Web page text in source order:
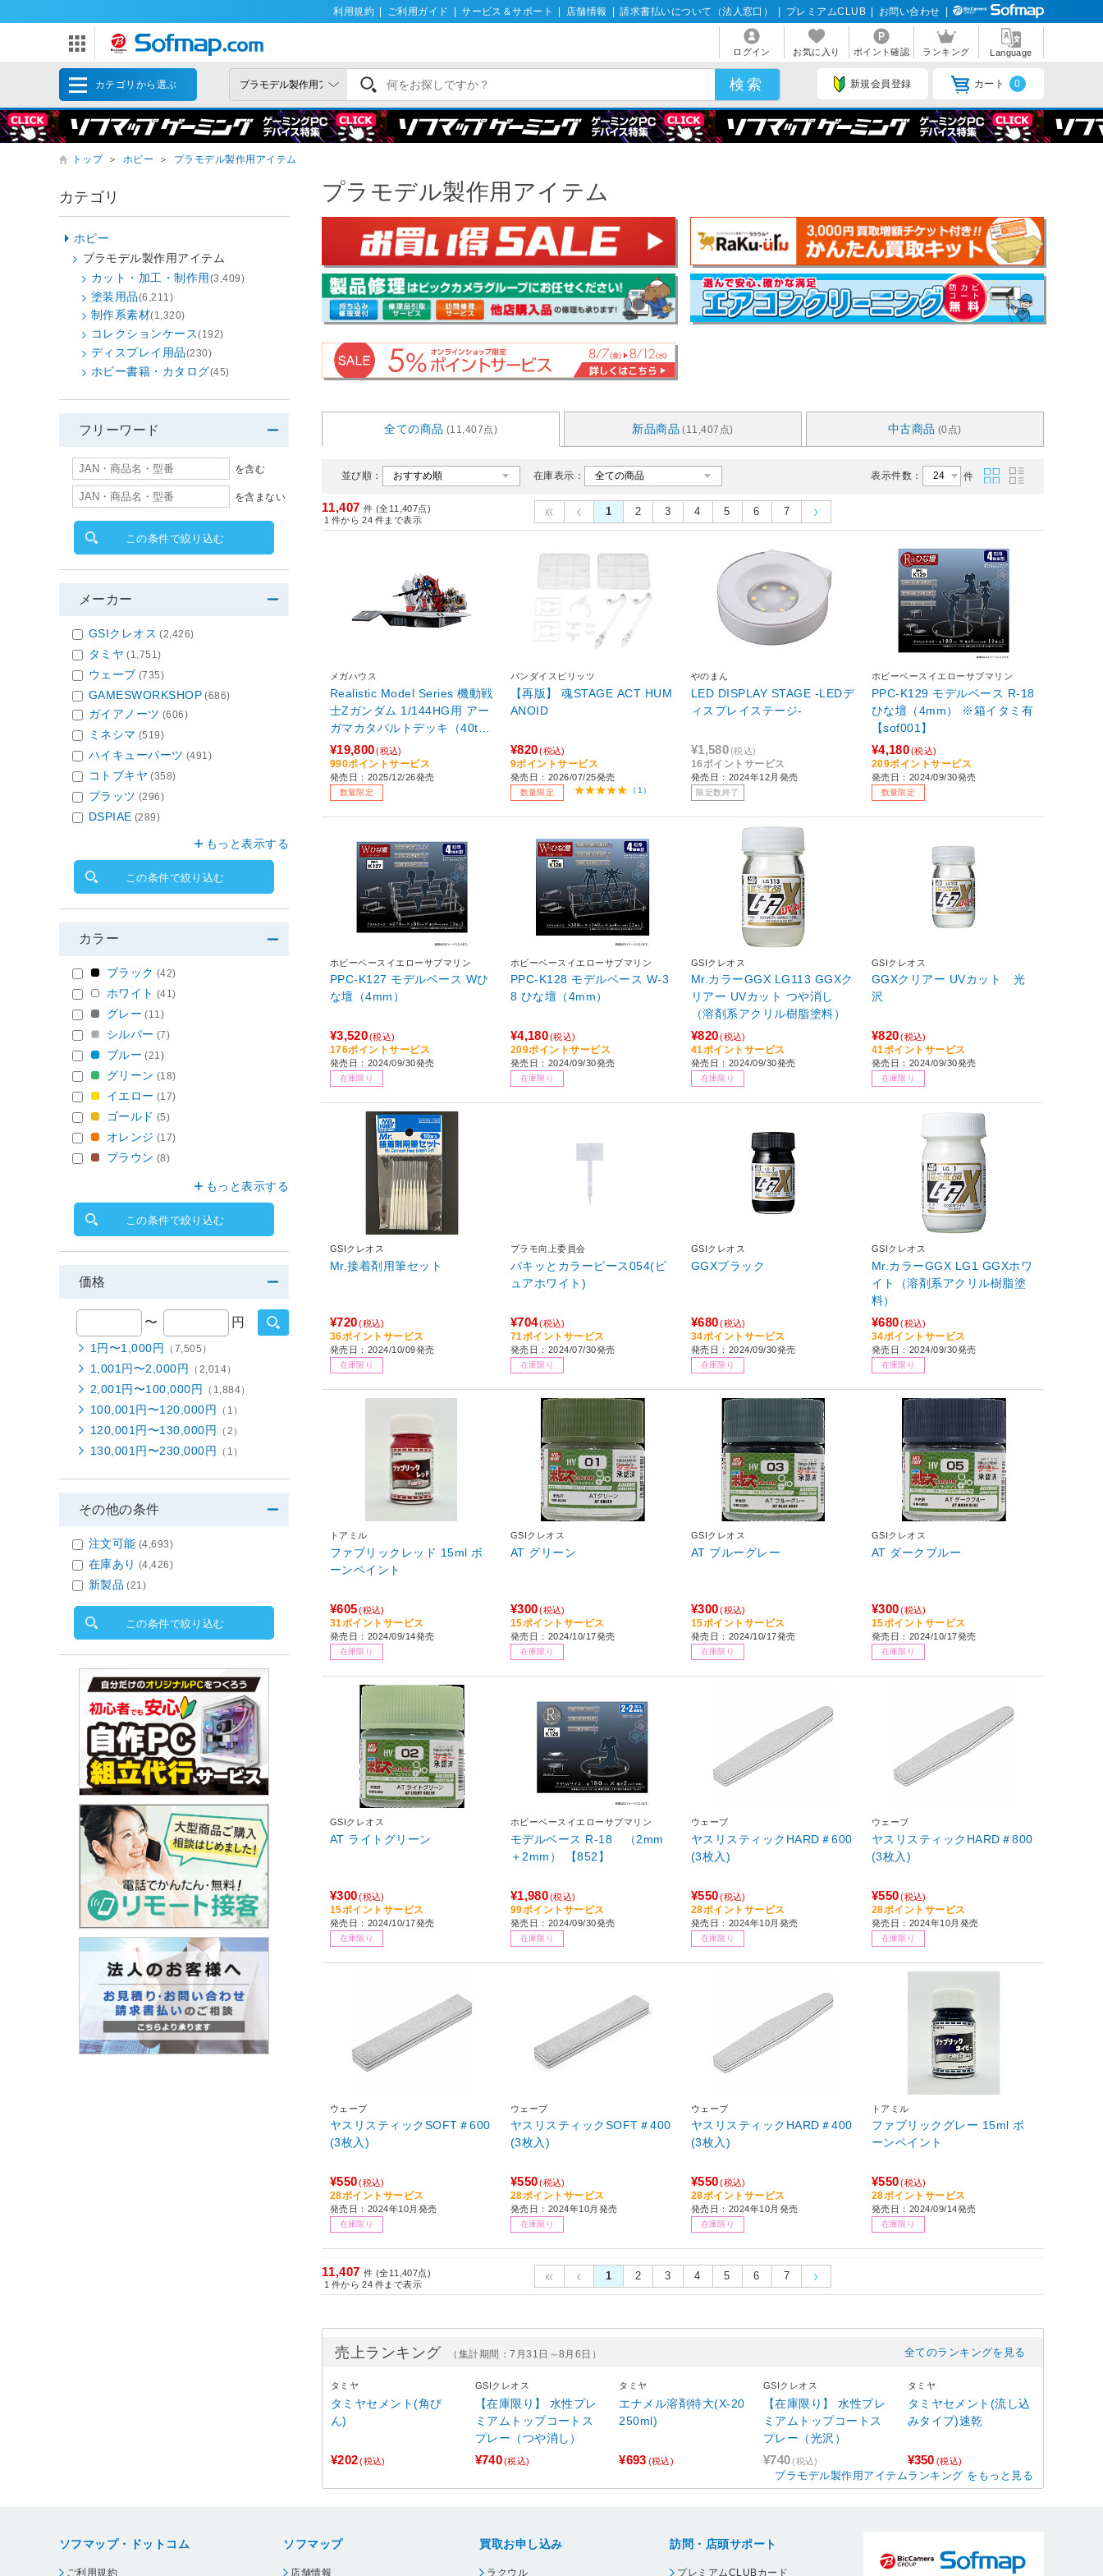
利用規約 ご利用ガイド サービス＆サポート 店舗情報 請求書払いについて（法人窓口） プレミアムCLUB お問い合わせ
ログイン お気に入り ポイント確認 ランキング Language
カテゴリから選ぶ 新規会員登録 カート 0
トップ ＞ ホビー ＞ プラモデル製作用アイテム
プラモデル製作用アイテム
全ての商品 (11,407点) 新品商品 (11,407点) 中古商品 (0点)
並び順： 在庫表示： 表示件数： 件
11,407 件 (全11,407点)
1 件から 24 件まで表示
1 2 3 4 5 6 7
メガハウス
Realistic Model Series 機動戦
士Zガンダム 1/144HG用 アー
ガマカタパルトデッキ（40thA
nniversaryEdition） 【sof00
1】
¥19,800(税込)
990ポイントサービス
発売日：2025/12/26発売
数量限定
バンダイスピリッツ
【再版】 魂STAGE ACT HUM
ANOID
¥820 (税込)
9ポイントサービス
発売日：2026/07/25発売
数量限定 （1）
やのまん
LED DISPLAY STAGE -LEDデ
ィスプレイステージ-
¥1,580(税込)
16ポイントサービス
発売日：2024年12月発売
限定数終了
ホビーベースイエローサブマリン
PPC-K129 モデルベース R-18
ひな壇（4mm） ※箱イタミ有
【sof001】
¥4,180(税込)
209ポイントサービス
発売日：2024/09/30発売
数量限定
ホビーベースイエローサブマリン
PPC-K127 モデルベース Wひ
な壇（4mm）
¥3,520(税込)
176ポイントサービス
発売日：2024/09/30発売
在庫限り
ホビーベースイエローサブマリン
PPC-K128 モデルベース W-3
8 ひな壇（4mm）
¥4,180(税込)
209ポイントサービス
発売日：2024/09/30発売
在庫限り
GSIクレオス
Mr.カラーGGX LG113 GGXク
リアー UVカット つや消し
（溶剤系アクリル樹脂塗料）
¥820 (税込)
41ポイントサービス
発売日：2024/09/30発売
在庫限り
GSIクレオス
GGXクリアー UVカット 光
沢
¥820 (税込)
41ポイントサービス
発売日：2024/09/30発売
在庫限り
GSIクレオス
Mr.接着剤用筆セット
¥720 (税込)
36ポイントサービス
発売日：2024/10/09発売
在庫限り
プラモ向上委員会
パキッとカラーピース054(ピ
ュアホワイト)
¥704(税込)
71ポイントサービス
発売日：2024/07/30発売
在庫限り
GSIクレオス
GGXブラック
¥680 (税込)
34ポイントサービス
発売日：2024/09/30発売
在庫限り
GSIクレオス
Mr.カラーGGX LG1 GGXホワ
イト（溶剤系アクリル樹脂塗
料）
¥680 (税込)
34ポイントサービス
発売日：2024/09/30発売
在庫限り
トアミル
ファブリックレッド 15ml ボ
ーンペイント
¥605 (税込)
31ポイントサービス
発売日：2024/09/14発売
在庫限り
GSIクレオス
AT グリーン
¥300 (税込)
15ポイントサービス
発売日：2024/10/17発売
在庫限り
GSIクレオス
AT ブルーグレー
¥300 (税込)
15ポイントサービス
発売日：2024/10/17発売
在庫限り
GSIクレオス
AT ダークブルー
¥300 (税込)
15ポイントサービス
発売日：2024/10/17発売
在庫限り
GSIクレオス
AT ライトグリーン
¥300 (税込)
15ポイントサービス
発売日：2024/10/17発売
在庫限り
ホビーベースイエローサブマリン
モデルベース R-18 （2mm
＋2mm） 【852】
¥1,980(税込)
99ポイントサービス
発売日：2024/09/30発売
在庫限り
ウェーブ
ヤスリスティックHARD＃600
(3枚入)
¥550 (税込)
28ポイントサービス
発売日：2024年10月発売
在庫限り
ウェーブ
ヤスリスティックHARD＃800
(3枚入)
¥550 (税込)
28ポイントサービス
発売日：2024年10月発売
在庫限り
ウェーブ
ヤスリスティックSOFT＃600
(3枚入)
¥550 (税込)
28ポイントサービス
発売日：2024年10月発売
在庫限り
ウェーブ
ヤスリスティックSOFT＃400
(3枚入)
¥550 (税込)
28ポイントサービス
発売日：2024年10月発売
在庫限り
ウェーブ
ヤスリスティックHARD＃400
(3枚入)
¥550 (税込)
28ポイントサービス
発売日：2024年10月発売
在庫限り
トアミル
ファブリックグレー 15ml ボ
ーンペイント
¥550 (税込)
28ポイントサービス
発売日：2024/09/14発売
在庫限り
11,407 件 (全11,407点)
1 件から 24 件まで表示
1 2 3 4 5 6 7
売上ランキング （集計期間：7月31日～8月6日） 全てのランキングを見る
GSIクレオス タミヤ
¥350 (税込)
プラモデル製作用アイテムランキング をもっと見る
カテゴリ
ホビー
プラモデル製作用アイテム
カット・加工・制作用 (3,409)
塗装用品(6,211)
制作系素材(1,320)
コレクションケース(192)
ディスプレイ用品(230)
ホビー書籍・カタログ(45)
フリーワード
を含む
を含まない
この条件で絞り込む
メーカー
GSIクレオス (2,426)
タミヤ (1,751)
ウェーブ (735)
GAMESWORKSHOP (686)
ガイアノーツ (606)
ミネシマ (519)
ハイキューパーツ (491)
コトブキヤ (358)
プラッツ (296)
DSPIAE (289)
もっと表示する
この条件で絞り込む
カラー
ブラック (42)
ホワイト (41)
グレー (11)
シルバー (7)
ブルー (21)
グリーン (18)
イエロー (17)
ゴールド (5)
オレンジ (17)
ブラウン (8)
もっと表示する
この条件で絞り込む
価格
〜 円
1円〜1,000円 （7,505）
1,001円〜2,000円 （2,014）
2,001円〜100,000円 （1,884）
100,001円〜120,000円 （1）
120,001円〜130,000円 （2）
130,001円〜230,000円 （1）
その他の条件
注文可能 (4,693)
在庫あり (4,426)
新製品 (21)
この条件で絞り込む